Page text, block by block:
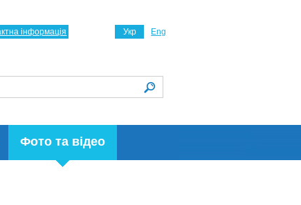
Фото та відео
Укр Eng
інформація